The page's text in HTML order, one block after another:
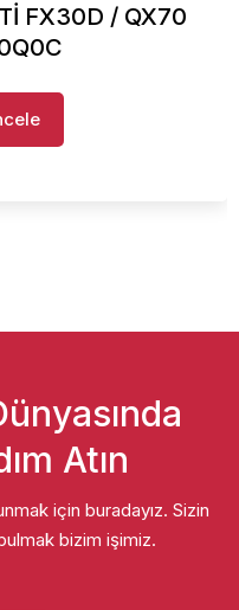
FX30D / QX70
Atın
için buradayız. Sizin
bizim işimiz.